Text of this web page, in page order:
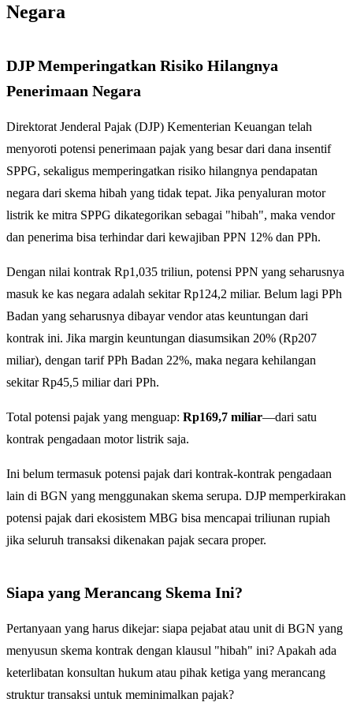
Negara
DJP Memperingatkan Risiko Hilangnya
Penerimaan Negara
Direktorat Jenderal Pajak (DJP) Kementerian Keuangan telah
menyoroti potensi penerimaan pajak yang besar dari dana insentif
SPPG, sekaligus memperingatkan risiko hilangnya pendapatan
negara dari skema hibah yang tidak tepat. Jika penyaluran motor
listrik ke mitra SPPG dikategorikan sebagai "hibah", maka vendor
dan penerima bisa terhindar dari kewajiban PPN 12% dan PPh.
Dengan nilai kontrak Rp1,035 triliun, potensi PPN yang seharusnya
masuk ke kas negara adalah sekitar Rp124,2 miliar. Belum lagi PPh
Badan yang seharusnya dibayar vendor atas keuntungan dari
kontrak ini. Jika margin keuntungan diasumsikan 20% (Rp207
miliar), dengan tarif PPh Badan 22%, maka negara kehilangan
sekitar Rp45,5 miliar dari PPh.
Total potensi pajak yang menguap: Rp169,7 miliar—dari satu
kontrak pengadaan motor listrik saja.
Ini belum termasuk potensi pajak dari kontrak-kontrak pengadaan
lain di BGN yang menggunakan skema serupa. DJP memperkirakan
potensi pajak dari ekosistem MBG bisa mencapai triliunan rupiah
jika seluruh transaksi dikenakan pajak secara proper.
Siapa yang Merancang Skema Ini?
Pertanyaan yang harus dikejar: siapa pejabat atau unit di BGN yang
menyusun skema kontrak dengan klausul "hibah" ini? Apakah ada
keterlibatan konsultan hukum atau pihak ketiga yang merancang
struktur transaksi untuk meminimalkan pajak?